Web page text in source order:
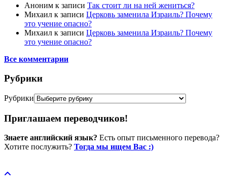
Аноним к записи Так стоит ли на ней жениться?
Михаил к записи Церковь заменила Израиль? Почему
это учение опасно?
Михаил к записи Церковь заменила Израиль? Почему
это учение опасно?
Все комментарии
Рубрики
Рубрики
Приглашаем переводчиков!
Знаете английский язык? Есть опыт письменного перевода?
Хотите послужить? Тогда мы ищем Вас :)